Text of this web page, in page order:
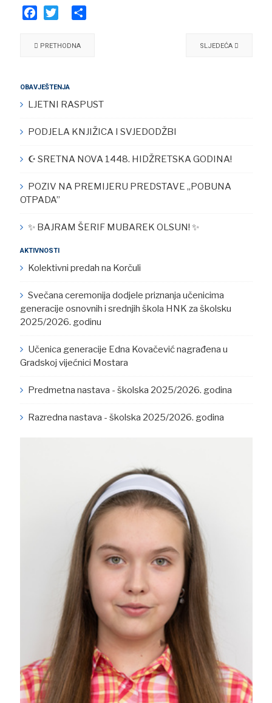
PRETHODNA SLJEDEĆA
OBAVJEŠTENJA
LJETNI RASPUST
PODJELA KNJIŽICA I SVJEDODŽBI
☪︎ SRETNA NOVA 1448. HIDŽRETSKA GODINA!
POZIV NA PREMIJERU PREDSTAVE „POBUNA
OTPADA”
✨ BAJRAM ŠERIF MUBAREK OLSUN! ✨
AKTIVNOSTI
Kolektivni predah na Korčuli
Svečana ceremonija dodjele priznanja učenicima
generacije osnovnih i srednjih škola HNK za školsku
2025/2026. godinu
Učenica generacije Edna Kovačević nagrađena u
Gradskoj vijećnici Mostara
Predmetna nastava - školska 2025/2026. godina
Razredna nastava - školska 2025/2026. godina